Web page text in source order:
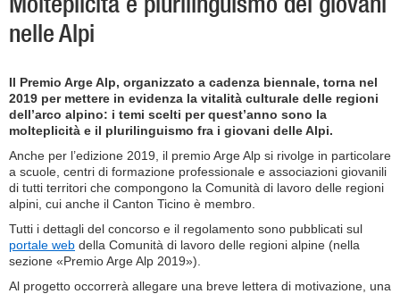
nelle Alpi
Il Premio Arge Alp, organizzato a cadenza biennale, torna nel
2019 per mettere in evidenza la vitalità culturale delle regioni
dell’arco alpino: i temi scelti per quest’anno sono la
molteplicità e il plurilinguismo fra i giovani delle Alpi.
Anche per l’edizione 2019, il premio Arge Alp si rivolge in particolare
a scuole, centri di formazione professionale e associazioni giovanili
di tutti territori che compongono la Comunità di lavoro delle regioni
alpini, cui anche il Canton Ticino è membro.
Tutti i dettagli del concorso e il regolamento sono pubblicati sul
portale web della Comunità di lavoro delle regioni alpine (nella
sezione «Premio Arge Alp 2019»).
Al progetto occorrerà allegare una breve lettera di motivazione, una